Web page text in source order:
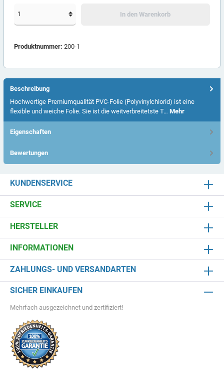
In den Warenkorb
Produktnummer: 200-1
Beschreibung
Hochwertige Premiumqualität PVC-Folie (Polyvinylchlorid) ist eine
flexible und weiche Folie. Sie ist die weitverbreitetste T… Mehr
Eigenschaften
Bewertungen
KUNDENSERVICE
SERVICE
HERSTELLER
INFORMATIONEN
ZAHLUNGS- UND VERSANDARTEN
SICHER EINKAUFEN
Mehrfach ausgezeichnet und zertifiziert!